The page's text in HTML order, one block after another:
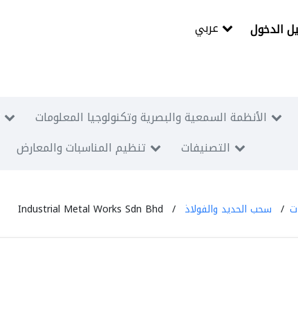
الدخول
الأنظمة السمعية والبصرية وتكنولوجيا المعلومات
تنظيم المناسبات والمعارض التصنيفات
سحب الحديد والفولاذ Industrial Metal Works Sdn Bhd